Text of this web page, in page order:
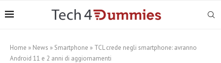
Home » News » Smartphone » TCL crede negli smartphone: avranno
Android 11 e 2 anni di aggiornamenti